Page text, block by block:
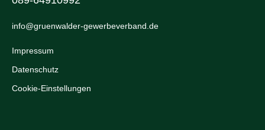
info@gruenwalder-gewerbeverband.de
Impressum
Datenschutz
Cookie-Einstellungen